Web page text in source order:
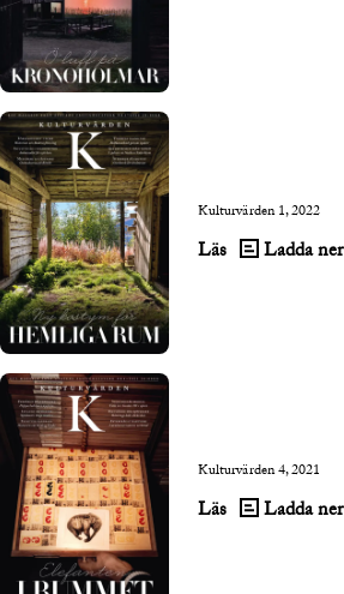
Kulturvärden 1, 2022
Läs Ladda ner
Kulturvärden 4, 2021
Läs Ladda ner